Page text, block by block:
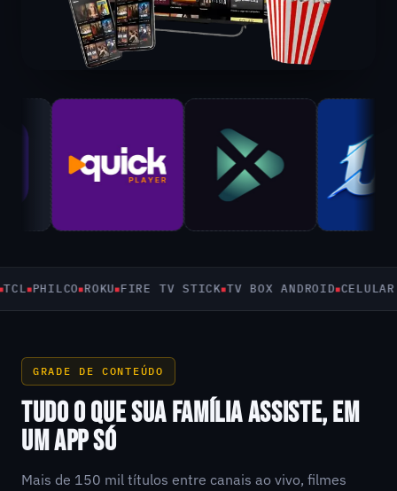
PHILCO ROKU FIRE TV STICK TV BOX ANDROID CELULAR E
GRADE DE CONTEÚDO
TUDO O QUE SUA FAMÍLIA ASSISTE, EM
UM APP SÓ
Mais de 150 mil títulos entre canais ao vivo, filmes